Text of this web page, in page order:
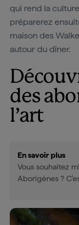
qui rend la
préparerez
maison des
autour du dîner.
des
l’art
En savoir plus
Vous souhaitez
Aborigènes ?